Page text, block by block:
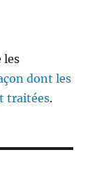
les
dont les
traitées.